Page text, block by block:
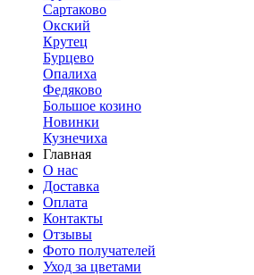
Сартаково
Окский
Крутец
Бурцево
Опалиха
Федяково
Большое козино
Новинки
Кузнечиха
Главная
О нас
Доставка
Оплата
Контакты
Отзывы
Фото получателей
Уход за цветами